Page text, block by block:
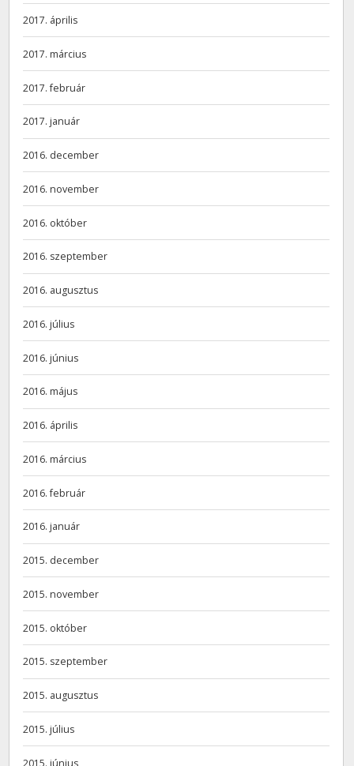
2017. április
2017. március
2017. február
2017. január
2016. december
2016. november
2016. október
2016. szeptember
2016. augusztus
2016. július
2016. június
2016. május
2016. április
2016. március
2016. február
2016. január
2015. december
2015. november
2015. október
2015. szeptember
2015. augusztus
2015. július
2015. június